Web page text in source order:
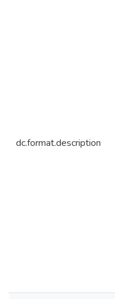
dc.format.description